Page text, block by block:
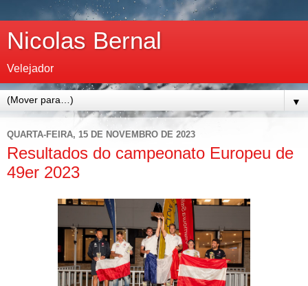
Nicolas Bernal
Velejador
▼
QUARTA-FEIRA, 15 DE NOVEMBRO DE 2023
Resultados do campeonato Europeu de
49er 2023